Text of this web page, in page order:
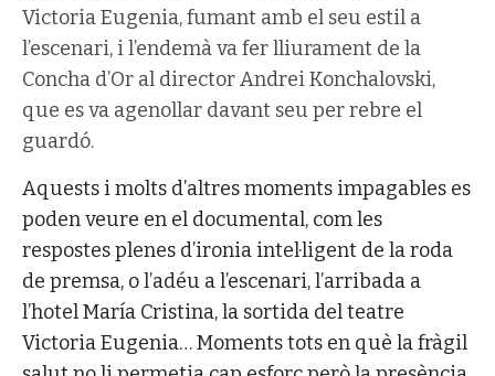
Victoria Eugenia, fumant amb el seu estil a
l’escenari, i l’endemà va fer lliurament de la
Concha d’Or al director Andrei Konchalovski,
que es va agenollar davant seu per rebre el
guardó.
Aquests i molts d’altres moments impagables es
poden veure en el documental, com les
respostes plenes d’ironia intel·ligent de la roda
de premsa, o l’adéu a l’escenari, l’arribada a
l’hotel María Cristina, la sortida del teatre
Victoria Eugenia… Moments tots en què la fràgil